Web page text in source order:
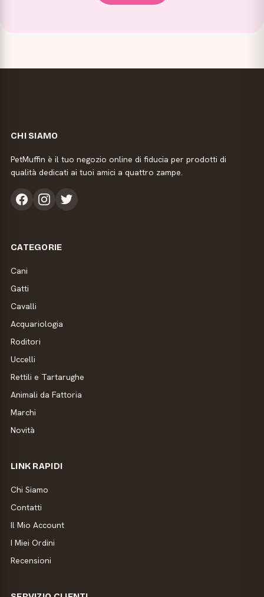
CHI SIAMO
PetMuffin è il tuo negozio online di fiducia per prodotti di
qualità dedicati ai tuoi amici a quattro zampe.
CATEGORIE
Cani
Gatti
Cavalli
Acquariologia
Roditori
Uccelli
Rettili e Tartarughe
Animali da Fattoria
Marchi
Novità
LINK RAPIDI
Chi Siamo
Contatti
Il Mio Account
I Miei Ordini
Recensioni